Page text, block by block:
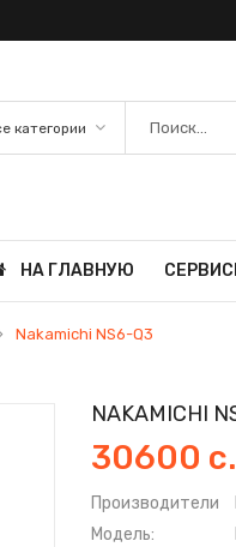
НА ГЛАВНУЮ
Nakamichi NS6-Q3
NAKAMICHI
30600 с.
Производители
Модель: